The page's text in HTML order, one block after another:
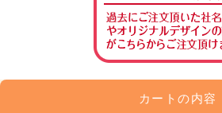
カートの内容